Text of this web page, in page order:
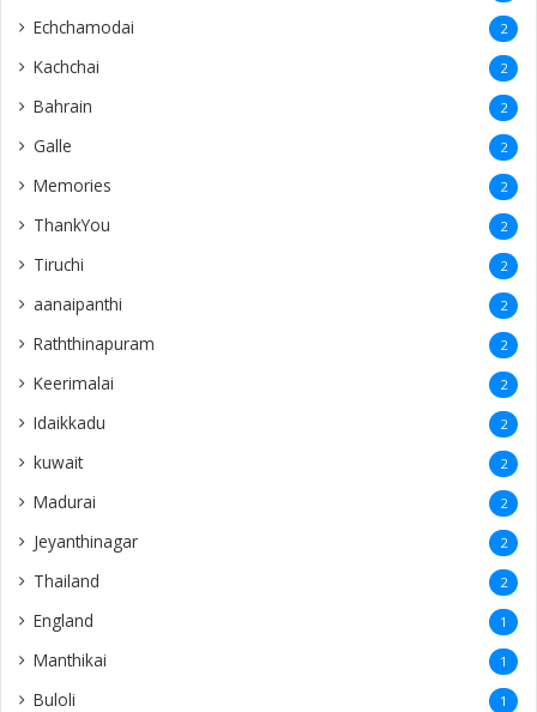
Echchamodai 2
Kachchai 2
Bahrain 2
Galle 2
Memories 2
ThankYou 2
Tiruchi 2
aanaipanthi 2
Raththinapuram 2
Keerimalai 2
Idaikkadu 2
kuwait 2
Madurai 2
Jeyanthinagar 2
Thailand 2
England 1
Manthikai 1
Buloli 1